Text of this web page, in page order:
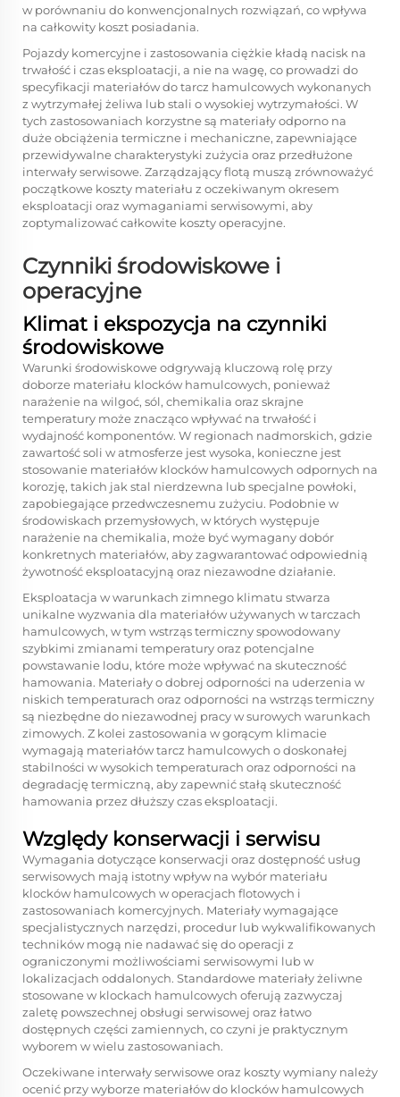
w porównaniu do konwencjonalnych rozwiązań, co wpływa
na całkowity koszt posiadania.
Pojazdy komercyjne i zastosowania ciężkie kładą nacisk na
trwałość i czas eksploatacji, a nie na wagę, co prowadzi do
specyfikacji materiałów do tarcz hamulcowych wykonanych
z wytrzymałej żeliwa lub stali o wysokiej wytrzymałości. W
tych zastosowaniach korzystne są materiały odporno na
duże obciążenia termiczne i mechaniczne, zapewniające
przewidywalne charakterystyki zużycia oraz przedłużone
interwały serwisowe. Zarządzający flotą muszą zrównoważyć
początkowe koszty materiału z oczekiwanym okresem
eksploatacji oraz wymaganiami serwisowymi, aby
zoptymalizować całkowite koszty operacyjne.
Czynniki środowiskowe i
operacyjne
Klimat i ekspozycja na czynniki
środowiskowe
Warunki środowiskowe odgrywają kluczową rolę przy
doborze materiału klocków hamulcowych, ponieważ
narażenie na wilgoć, sól, chemikalia oraz skrajne
temperatury może znacząco wpływać na trwałość i
wydajność komponentów. W regionach nadmorskich, gdzie
zawartość soli w atmosferze jest wysoka, konieczne jest
stosowanie materiałów klocków hamulcowych odpornych na
korozję, takich jak stal nierdzewna lub specjalne powłoki,
zapobiegające przedwczesnemu zużyciu. Podobnie w
środowiskach przemysłowych, w których występuje
narażenie na chemikalia, może być wymagany dobór
konkretnych materiałów, aby zagwarantować odpowiednią
żywotność eksploatacyjną oraz niezawodne działanie.
Eksploatacja w warunkach zimnego klimatu stwarza
unikalne wyzwania dla materiałów używanych w tarczach
hamulcowych, w tym wstrząs termiczny spowodowany
szybkimi zmianami temperatury oraz potencjalne
powstawanie lodu, które może wpływać na skuteczność
hamowania. Materiały o dobrej odporności na uderzenia w
niskich temperaturach oraz odporności na wstrząs termiczny
są niezbędne do niezawodnej pracy w surowych warunkach
zimowych. Z kolei zastosowania w gorącym klimacie
wymagają materiałów tarcz hamulcowych o doskonałej
stabilności w wysokich temperaturach oraz odporności na
degradację termiczną, aby zapewnić stałą skuteczność
hamowania przez dłuższy czas eksploatacji.
Względy konserwacji i serwisu
Wymagania dotyczące konserwacji oraz dostępność usług
serwisowych mają istotny wpływ na wybór materiału
klocków hamulcowych w operacjach flotowych i
zastosowaniach komercyjnych. Materiały wymagające
specjalistycznych narzędzi, procedur lub wykwalifikowanych
techników mogą nie nadawać się do operacji z
ograniczonymi możliwościami serwisowymi lub w
lokalizacjach oddalonych. Standardowe materiały żeliwne
stosowane w klockach hamulcowych oferują zazwyczaj
zaletę powszechnej obsługi serwisowej oraz łatwo
dostępnych części zamiennych, co czyni je praktycznym
wyborem w wielu zastosowaniach.
Oczekiwane interwały serwisowe oraz koszty wymiany należy
ocenić przy wyborze materiałów do klocków hamulcowych